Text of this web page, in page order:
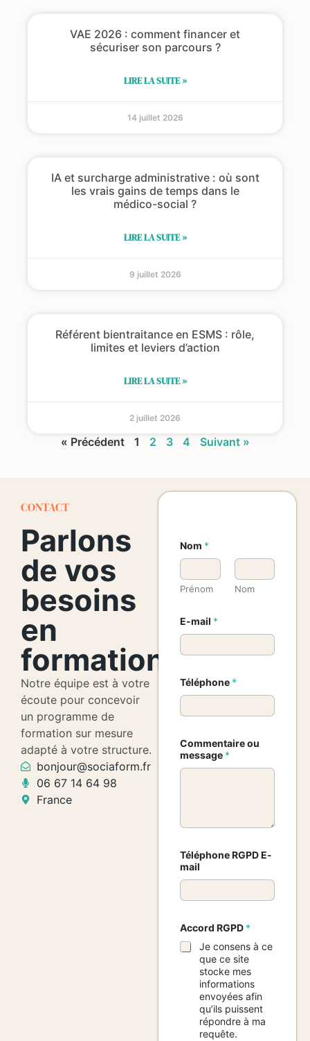
VAE 2026 : comment financer et
sécuriser son parcours ?
LIRE LA SUITE »
14 juillet 2026
IA et surcharge administrative : où sont
les vrais gains de temps dans le
médico-social ?
LIRE LA SUITE »
9 juillet 2026
Référent bientraitance en ESMS : rôle,
limites et leviers d’action
LIRE LA SUITE »
2 juillet 2026
« Précédent 1 2 3 4 Suivant »
CONTACT
Parlons
de vos
besoins
en
formation
Notre équipe est à votre
écoute pour concevoir
un programme de
formation sur mesure
adapté à votre structure.
bonjour@sociaform.fr
06 67 14 64 98
France
Nom *
Prénom Nom
E-mail *
Téléphone *
Commentaire ou
message *
Téléphone RGPD E-
mail
Accord RGPD *
Je consens à ce
que ce site
stocke mes
informations
envoyées afin
qu’ils puissent
répondre à ma
requête.